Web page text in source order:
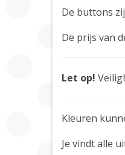
De buttons
De prijs van
Let op!
Kleuren
Je vindt alle